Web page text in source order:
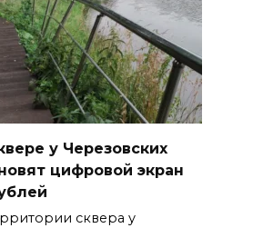
у Черезовских
цифровой экран
сквера у